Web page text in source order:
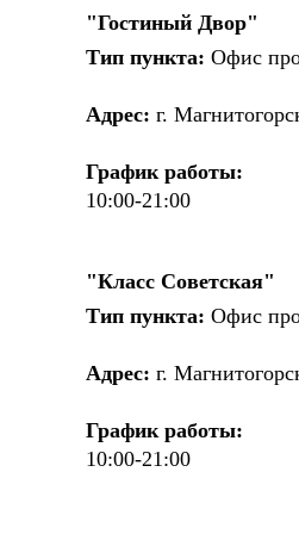
"Гостиный Двор"
Тип пункта: Офис
Адрес: г.
График работы:
10:00-21:00
"Класс Советская"
Тип пункта: Офис
Адрес: г.
График работы:
10:00-21:00